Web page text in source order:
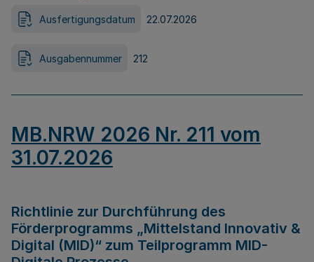
Ausfertigungsdatum 22.07.2026
Ausgabennummer 212
MB.NRW 2026 Nr. 211 vom
31.07.2026
Richtlinie zur Durchführung des
Förderprogramms „Mittelstand Innovativ &
Digital (MID)“ zum Teilprogramm MID-